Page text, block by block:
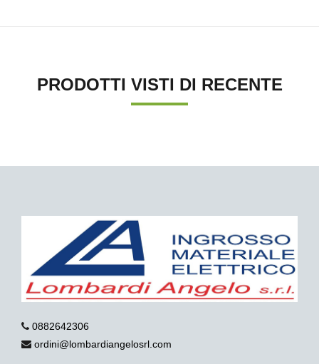
PRODOTTI VISTI DI RECENTE
0882642306
ordini@lombardiangelosrl.com